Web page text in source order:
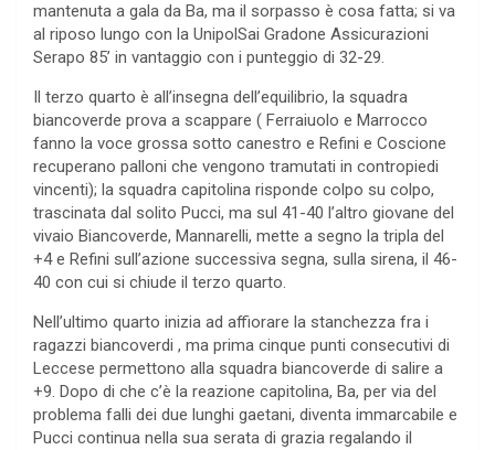
mantenuta a gala da Ba, ma il sorpasso è cosa fatta; si va
al riposo lungo con la UnipolSai Gradone Assicurazioni
Serapo 85’ in vantaggio con i punteggio di 32-29.
Il terzo quarto è all’insegna dell’equilibrio, la squadra
biancoverde prova a scappare ( Ferraiuolo e Marrocco
fanno la voce grossa sotto canestro e Refini e Coscione
recuperano palloni che vengono tramutati in contropiedi
vincenti); la squadra capitolina risponde colpo su colpo,
trascinata dal solito Pucci, ma sul 41-40 l’altro giovane del
vivaio Biancoverde, Mannarelli, mette a segno la tripla del
+4 e Refini sull’azione successiva segna, sulla sirena, il 46-
40 con cui si chiude il terzo quarto.
Nell’ultimo quarto inizia ad affiorare la stanchezza fra i
ragazzi biancoverdi , ma prima cinque punti consecutivi di
Leccese permettono alla squadra biancoverde di salire a
+9. Dopo di che c’è la reazione capitolina, Ba, per via del
problema falli dei due lunghi gaetani, diventa immarcabile e
Pucci continua nella sua serata di grazia regalando il